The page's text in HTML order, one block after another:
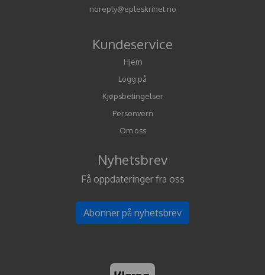
noreply@epleskrinet.no
Kundeservice
Hjem
Logg på
Kjøpsbetingelser
Personvern
Om oss
Nyhetsbrev
Få oppdateringer fra oss
Abonner på nyhetsbrev